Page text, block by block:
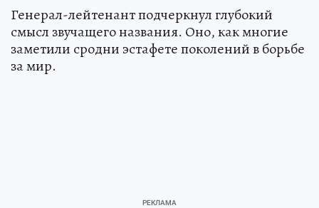
Генерал-лейтенант подчеркнул глубокий
смысл звучащего названия. Оно, как многие
заметили сродни эстафете поколений в борьбе
за мир.